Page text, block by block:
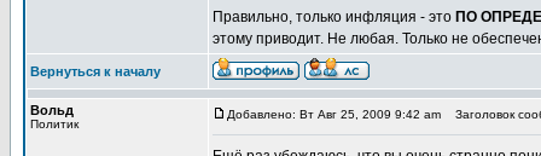
Правильно, только инфляция - это ПО
этому приводит. Не любая. Только не
Вернуться к началу
Вольд
Политик
Добавлено: Вт Авг 25, 2009 9:42 am Заголовок